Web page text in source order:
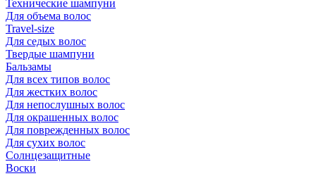
Технические шампуни
Для объема волос
Travel-size
Для седых волос
Твердые шампуни
Бальзамы
Для всех типов волос
Для жестких волос
Для непослушных волос
Для окрашенных волос
Для поврежденных волос
Для сухих волос
Солнцезащитные
Воски